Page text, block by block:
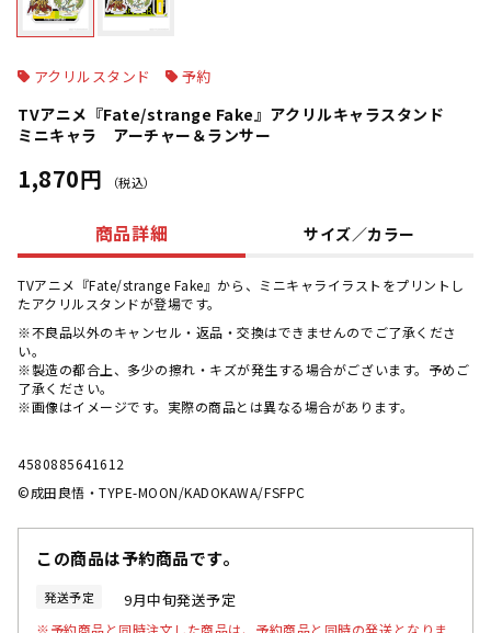
アクリルスタンド 予約
TVアニメ『Fate/strange Fake』アクリルキャラスタンド
ミニキャラ アーチャー＆ランサー
1,870円 （税込）
商品詳細 サイズ／カラー
TVアニメ『Fate/strange Fake』から、ミニキャライラストをプリントし
たアクリルスタンドが登場です。
※不良品以外のキャンセル・返品・交換はできませんのでご了承くださ
い。
※製造の都合上、多少の擦れ・キズが発生する場合がございます。予めご
了承ください。
※画像はイメージです。実際の商品とは異なる場合があります。
4580885641612
©成田良悟・TYPE-MOON/KADOKAWA/FSFPC
この商品は予約商品です。
発送予定 9月中旬発送予定